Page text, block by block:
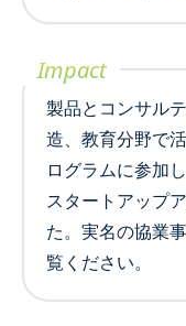
Impact
製品とコンサル
造、教育分野で
ログラムに参加
スタートアップ
た。実名の協業
覧ください。